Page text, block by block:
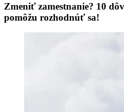
Zmeniť zamestnanie? 10
pomôžu rozhodnúť sa!